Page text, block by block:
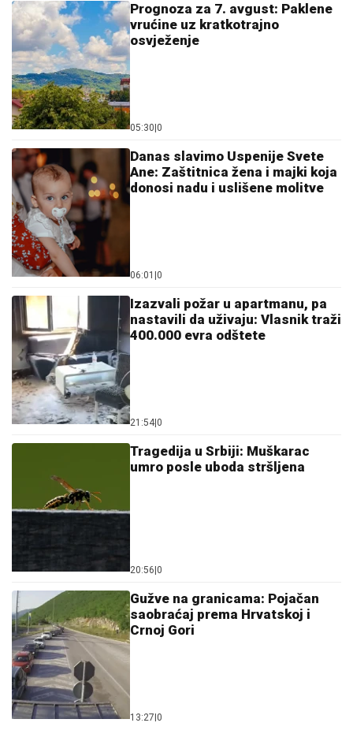
Prognoza za 7. avgust: Paklene
vrućine uz kratkotrajno
osvježenje
05:30 0
Danas slavimo Uspenije Svete
Ane: Zaštitnica žena i majki koja
donosi nadu i uslišene molitve
06:01 0
Izazvali požar u apartmanu, pa
nastavili da uživaju: Vlasnik traži
400.000 evra odštete
21:54 0
Tragedija u Srbiji: Muškarac
umro posle uboda stršljena
20:56 0
Gužve na granicama: Pojačan
saobraćaj prema Hrvatskoj i
Crnoj Gori
13:27 0